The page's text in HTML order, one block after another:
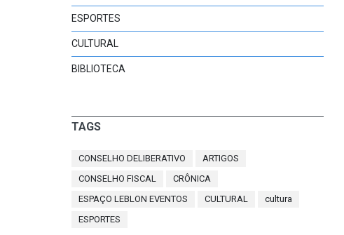
ESPORTES
CULTURAL
BIBLIOTECA
TAGS
CONSELHO DELIBERATIVO
ARTIGOS
CONSELHO FISCAL
CRÔNICA
ESPAÇO LEBLON EVENTOS
CULTURAL
cultura
ESPORTES